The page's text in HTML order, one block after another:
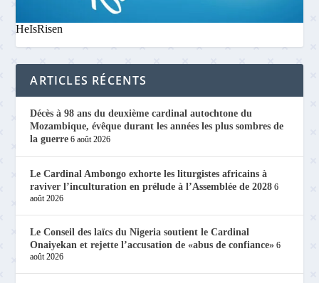
HeIsRisen
ARTICLES RÉCENTS
Décès à 98 ans du deuxième cardinal autochtone du
Mozambique, évêque durant les années les plus sombres de
la guerre 6 août 2026
Le Cardinal Ambongo exhorte les liturgistes africains à
raviver l’inculturation en prélude à l’Assemblée de 2028 6
août 2026
Le Conseil des laïcs du Nigeria soutient le Cardinal
Onaiyekan et rejette l’accusation de «abus de confiance» 6
août 2026